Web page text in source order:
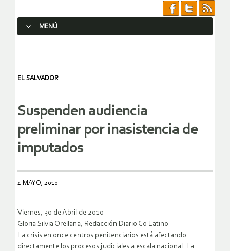
MENÚ
EL SALVADOR
Suspenden audiencia
preliminar por inasistencia de
imputados
4 MAYO, 2010
Viernes, 30 de Abril de 2010
Gloria Silvia Orellana, Redacción Diario Co Latino
La crisis en once centros penitenciarios está afectando
directamente los procesos judiciales a escala nacional. La